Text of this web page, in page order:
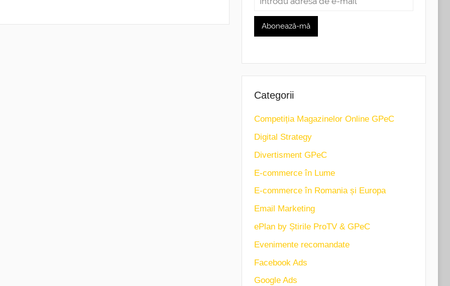
Categorii
Competiția Magazinelor Online GPeC
Digital Strategy
Divertisment GPeC
E-commerce în Lume
E-commerce în Romania și Europa
Email Marketing
ePlan by Știrile ProTV & GPeC
Evenimente recomandate
Facebook Ads
Google Ads